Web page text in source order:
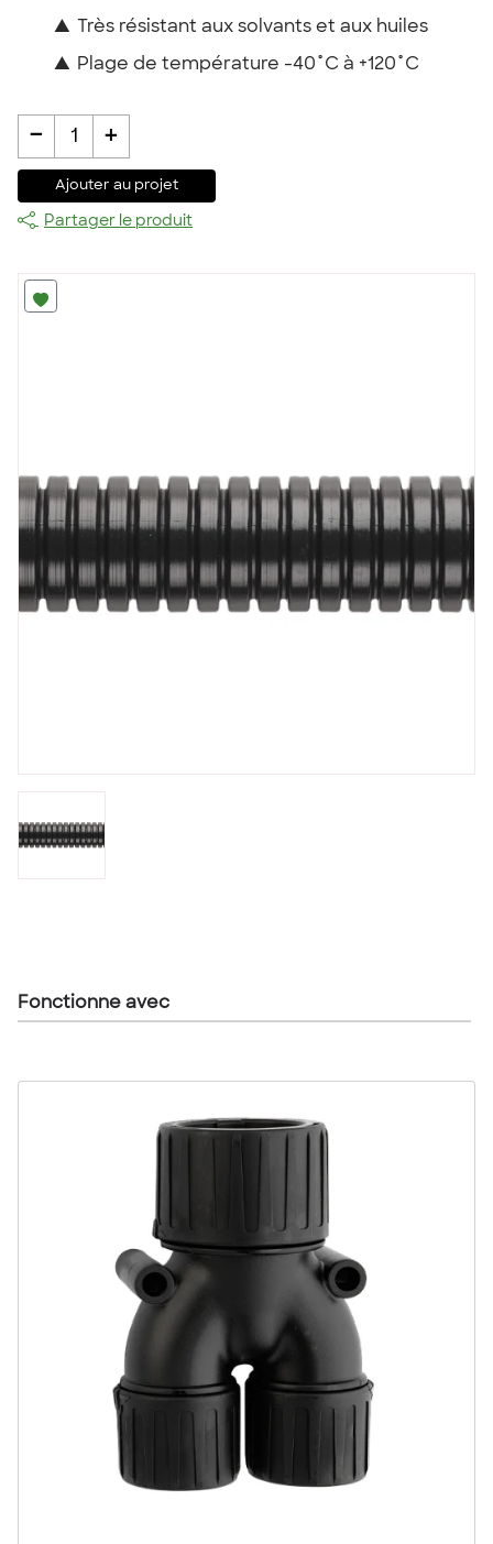
▲ Très résistant aux solvants et aux huiles
▲ Plage de température -40˚C à +120˚C
- 1 +
Ajouter au projet
Partager le produit
Fonctionne avec